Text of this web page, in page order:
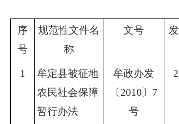
序
号
规范性文件名
称
文号
1
牟定县被征地
农民社会保障
暂行办法
牟政办发
〔2010〕 7
号